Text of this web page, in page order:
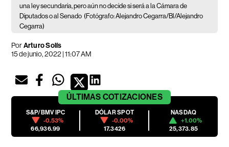
una ley secundaria, pero aún no decide si será a la Cámara de
Diputados o al Senado (Fotógrafo: Alejandro Cegarra/Bl/Alejandro
Cegarra)
PorArturo Solís
15 de junio, 2022 | 11:07 AM
ÚLTIMAS COTIZACIONES
S&P/BMV IPC
-0.53%
66,936.99
DÓLAR SPOT
-0.00%
17.3426
NASDAQ
+1.00%
25,373.85